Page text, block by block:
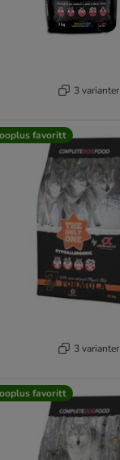
3 varianter
favoritt
3 varianter
favoritt